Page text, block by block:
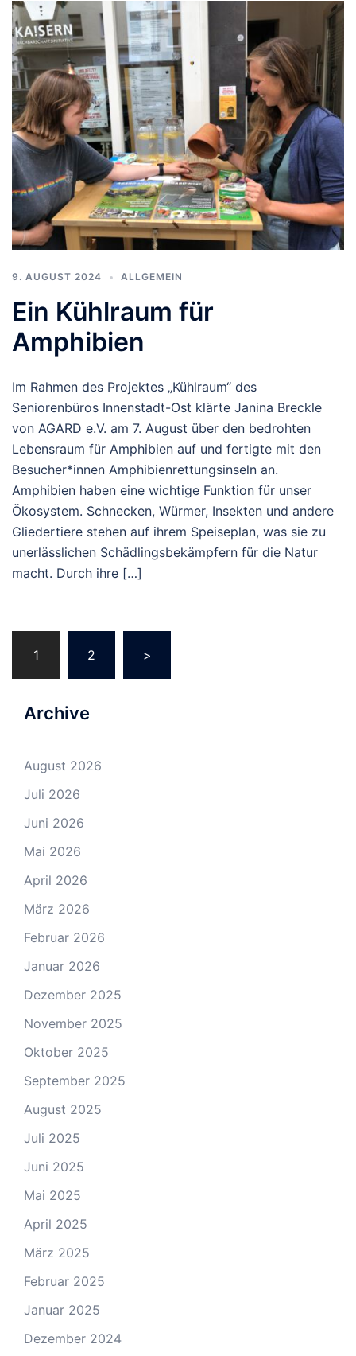
9. AUGUST 2024 ALLGEMEIN
Ein Kühlraum für
Amphibien
Im Rahmen des Projektes „Kühlraum“ des
Seniorenbüros Innenstadt-Ost klärte Janina Breckle
von AGARD e.V. am 7. August über den bedrohten
Lebensraum für Amphibien auf und fertigte mit den
Besucher*innen Amphibienrettungsinseln an.
Amphibien haben eine wichtige Funktion für unser
Ökosystem. Schnecken, Würmer, Insekten und andere
Gliedertiere stehen auf ihrem Speiseplan, was sie zu
unerlässlichen Schädlingsbekämpfern für die Natur
macht. Durch ihre […]
1 2 >
Archive
August 2026
Juli 2026
Juni 2026
Mai 2026
April 2026
März 2026
Februar 2026
Januar 2026
Dezember 2025
November 2025
Oktober 2025
September 2025
August 2025
Juli 2025
Juni 2025
Mai 2025
April 2025
März 2025
Februar 2025
Januar 2025
Dezember 2024